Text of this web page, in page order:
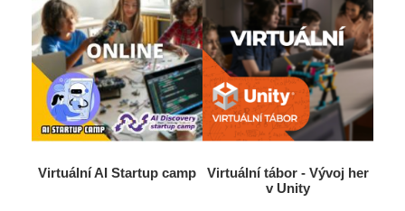
Virtuální AI Startup camp
Virtuální tábor - Vývoj her
v Unity